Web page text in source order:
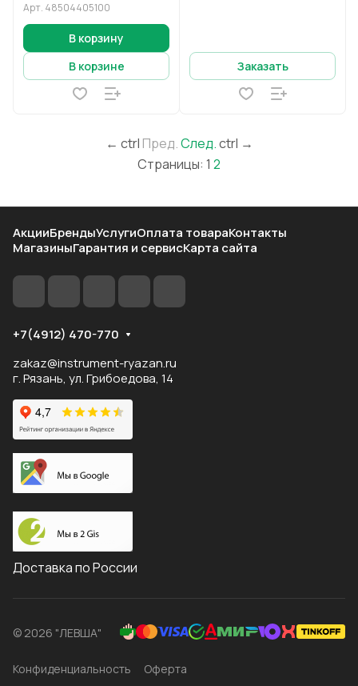
Арт. 48504405100
В корзину
В корзине
Заказать
← ctrl Пред.След.ctrl →
Страницы: 1 2
АкцииБрендыУслугиОплата товараКонтакты
МагазиныГарантия и сервисКарта сайта
+7(4912) 470-770
zakaz@instrument-ryazan.ru
г. Рязань, ул. Грибоедова, 14
Доставка по России
© 2026 "ЛЕВША"
Конфиденциальность Оферта